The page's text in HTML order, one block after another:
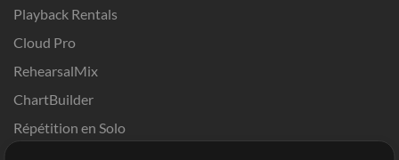
Playback Rentals
Cloud Pro
RehearsalMix
ChartBuilder
Répétition en Solo